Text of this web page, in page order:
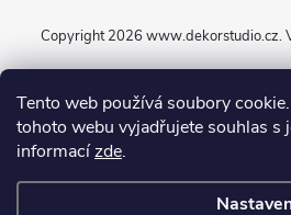
Tento web používá soubory
tohoto webu vyjadřujete souhlas s
informacízde.
Copyright 2026 www.dekorstudio.cz.